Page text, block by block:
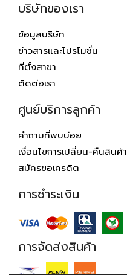
บริษัทของเรา
ข้อมูลบริษัท
ข่าวสารและโปรโมชั่น
ที่ตั้งสาขา
ติดต่อเรา
ศูนย์บริการลูกค้า
คำถามที่พบบ่อย
เงื่อนไขการเปลี่ยน-คืนสินค้า
สมัครขอเครดิต
การชำระเงิน
การจัดส่งสินค้า